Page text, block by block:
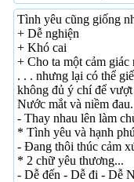
Tình yêu cũng giống
+ Dễ nghiện
+ Khó cai
+ Cho ta một cảm giác
. . . nhưng lại có thể
không đủ ý chí để vượt
Nước mắt và niềm
- Thay nhau lên làm
* Tình yêu và hạnh
- Đang thôi thúc cảm
* 2 chữ yêu thương...
- Dễ đến - Dễ đi - Dễ